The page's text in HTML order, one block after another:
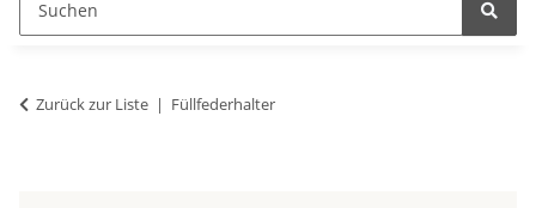
Zurück zur Liste Füllfederhalter